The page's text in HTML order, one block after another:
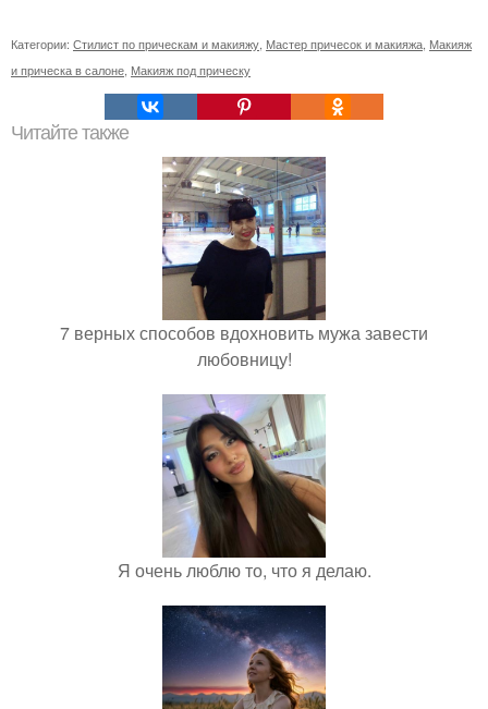
Категории: Стилист по прическам и макияжу Мастер причесок и макияжа Макияж
и прическа в салоне Макияж под прическу
Читайте также
7 верных способов вдохновить мужа завести
любовницу!
Я очень люблю то, что я делаю.